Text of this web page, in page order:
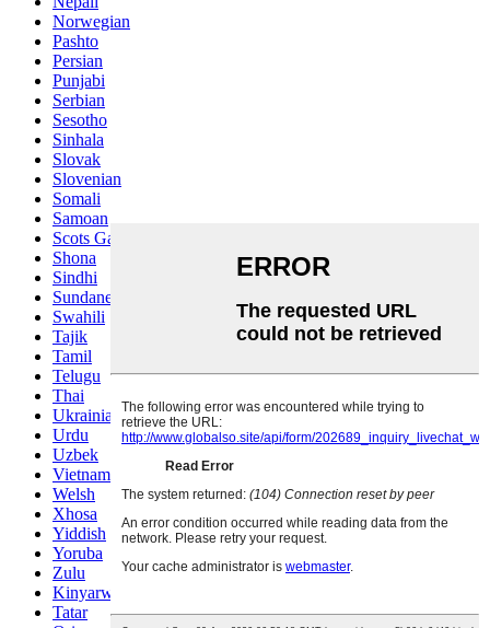
Norwegian
Pashto
Persian
Punjabi
Serbian
Sesotho
Sinhala
Slovak
Slovenian
Somali
Samoan
Scots Gaelic
Shona
Sindhi
Sundanese
Swahili
Tajik
Tamil
Telugu
Thai
Ukrainian
Urdu
Uzbek
Vietnamese
Welsh
Xhosa
Yiddish
Yoruba
Zulu
Kinyarwanda
Tatar